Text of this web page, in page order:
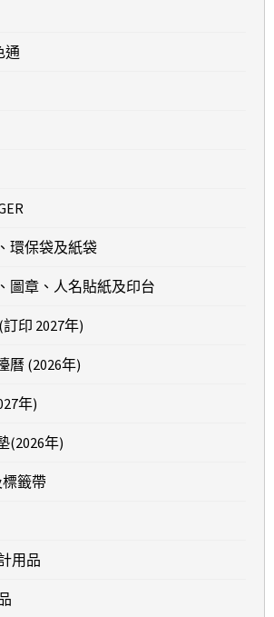
通
環保袋及紙袋
圖章、人名貼紙及印台
印 2027年)
曆 (2026年)
年)
(2026年)
籤帶
用品